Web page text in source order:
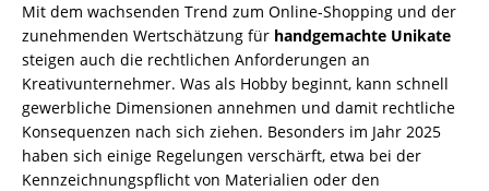
Mit dem wachsenden Trend zum Online-Shopping und der
zunehmenden Wertschätzung für handgemachte Unikate
steigen auch die rechtlichen Anforderungen an
Kreativunternehmer. Was als Hobby beginnt, kann schnell
gewerbliche Dimensionen annehmen und damit rechtliche
Konsequenzen nach sich ziehen. Besonders im Jahr 2025
haben sich einige Regelungen verschärft, etwa bei der
Kennzeichnungspflicht von Materialien oder den